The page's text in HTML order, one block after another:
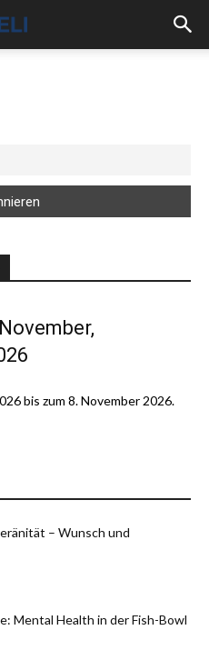
bis zum 8. November 2026.
– Wunsch und
Mental Health in der Fish-Bowl